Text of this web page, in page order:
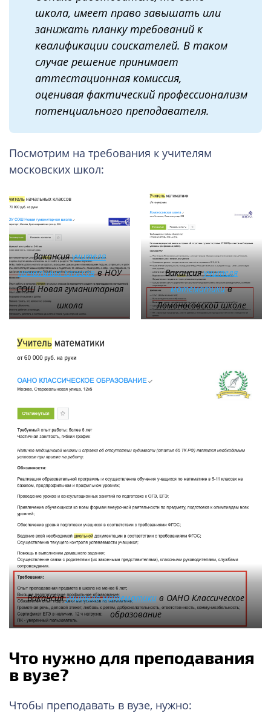
школа, имеет право завышать или
занижать планку требований к
квалификации соискателей. В таком
случае решение принимает
аттестационная комиссия,
оценивая фактический профессионализм
потенциального преподавателя.
Посмотрим на требования к учителям
московских школ:
Вакансияучителя
начальных классовв НОУ
СОШ Новая гуманитарная
школа
Вакансияучителя
математикив
Ломоносовской школе
Вакансияучителя математикив ОАНО Классическое
образование
Что нужно для преподавания
в вузе?
Чтобы преподавать в вузе, нужно: